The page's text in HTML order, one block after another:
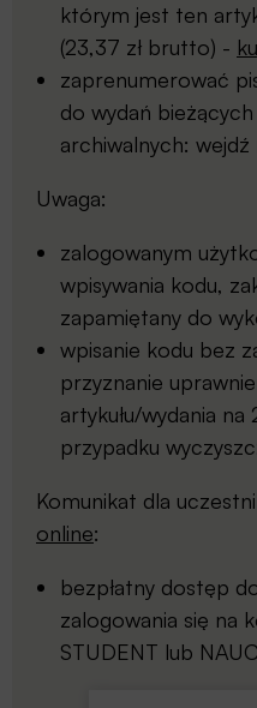
którym jest ten
(23,37 zł brutto) -
zaprenumerować
do wydań
archiwalnych: wejdź
Uwaga:
zalogowanym
wpisywania kodu,
zapamiętany do
wpisanie kodu bez
przyznanie
artykułu/wydania
przypadku
Komunikat dla
online:
bezpłatny dostęp
zalogowania się na
STUDENT lub